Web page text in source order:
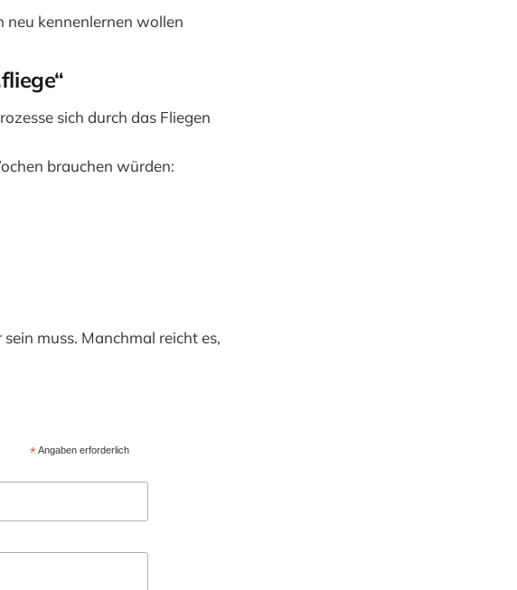
neu kennenlernen wollen
sich durch das Fliegen
brauchen würden:
muss. Manchmal reicht es,
*Angaben erforderlich